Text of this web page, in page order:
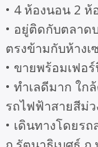
• 4 ห้องนอน 2 ห้
• อยู่ติดกับตลาด
ตรงข้ามกับห้างเ
• ขายพร้อมเฟอ
• ทำเลดีมาก ใ
รถไฟฟ้าสายสีม่
• เดินทางโดยร